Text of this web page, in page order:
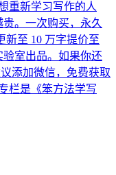
重新学习写作的人
贵。一次购买，永久
新至 10 万字提价至
室出品。如果你还
添加微信，免费获取
栏是《笨方法学写